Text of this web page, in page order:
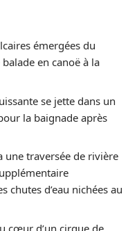
émergées du
en canoë à la
se jette dans un
la baignade après
une traversée de rivière
chutes d’eau nichées au
cœur d’un cirque de